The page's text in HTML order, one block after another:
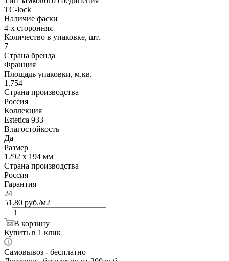
TC-lock
Наличие фаски
4-х сторонняя
Количество в упаковке, шт.
7
Страна бренда
Франция
Площадь упаковки, м.кв.
1.754
Страна производства
Россия
Коллекция
Estetica 933
Влагостойкость
Да
Размер
1292 x 194 мм
Страна производства
Россия
Гарантия
24
51.80 руб./м2
В корзину
Купить в 1 клик
Самовывоз - бесплатно